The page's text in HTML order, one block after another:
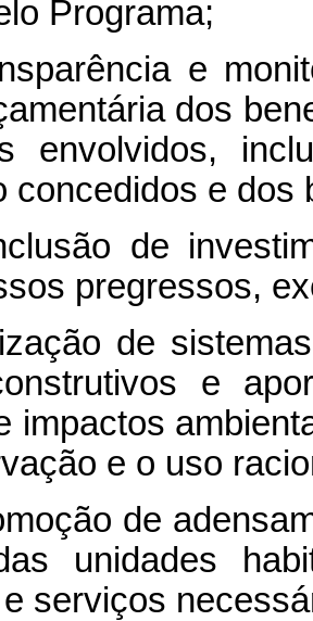
Programa;
e
dos
envolvidos,
concedidos e dos
de
pregressos,
de
e
impactos
e o uso
de
unidades
serviços